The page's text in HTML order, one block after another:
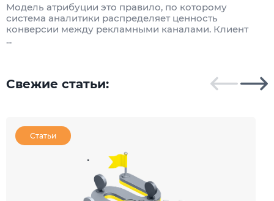
Модель атрибуции это правило, по которому
система аналитики распределяет ценность
конверсии между рекламными каналами. Клиент
...
Свежие статьи:
Статьи